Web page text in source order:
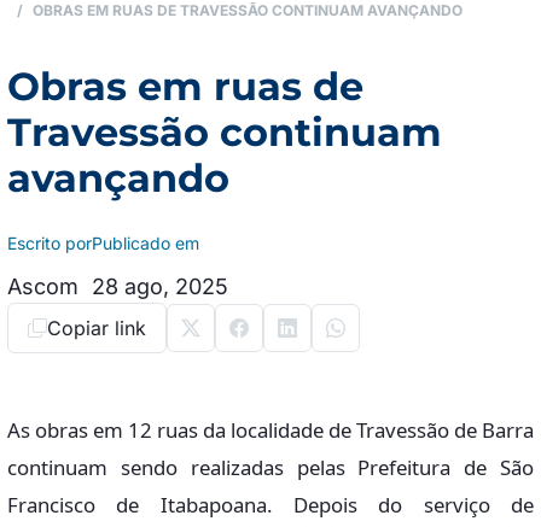
OBRAS EM RUAS DE TRAVESSÃO CONTINUAM AVANÇANDO
Obras em ruas de
Travessão continuam
avançando
Escrito por
Ascom
Publicado em
28 ago, 2025
Copiar link
As obras em 12 ruas da localidade de Travessão de Barra
continuam sendo realizadas pelas Prefeitura de São
Francisco de Itabapoana. Depois do serviço de